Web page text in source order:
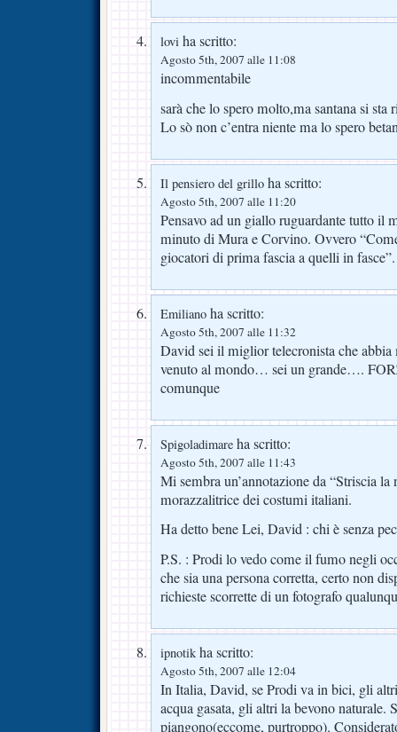
lovi ha scritto:
Agosto 5th, 2007 alle 11:08
incommentabile
sarà che lo spero molto,ma santana si sta
Lo sò non c’entra niente ma lo spero
Il pensiero del grillo ha scritto:
Agosto 5th, 2007 alle 11:20
Pensavo ad un giallo ruguardante tutto il
minuto di Mura e Corvino. Ovvero
giocatori di prima fascia a quelli in fasce”.
Emiliano ha scritto:
Agosto 5th, 2007 alle 11:32
David sei il miglior telecronista che abbia
venuto al mondo… sei un grande….
comunque
Spigoladimare ha scritto:
Agosto 5th, 2007 alle 11:43
Mi sembra un’annotazione da “Striscia
morazzalitrice dei costumi italiani.
Ha detto bene Lei, David : chi è senza
P.S. : Prodi lo vedo come il fumo negli
che sia una persona corretta, certo non
richieste scorrette di un fotografo
ipnotik ha scritto:
Agosto 5th, 2007 alle 12:04
In Italia, David, se Prodi va in bici, gli
acqua gasata, gli altri la bevono naturale.
piangono(eccome, purtroppo).